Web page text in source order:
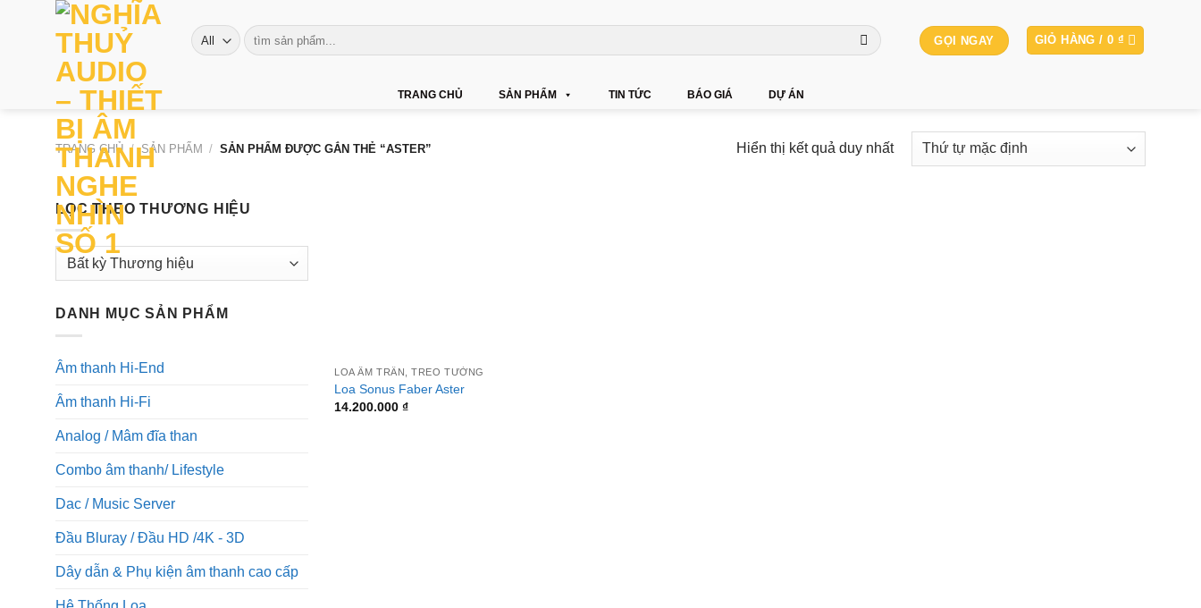
Tìm
kiếm:
GỌI NGAY GIỎ HÀNG / 0 ₫
TRANG CHỦ SẢN PHẨM TIN TỨC BÁO GIÁ DỰ ÁN
TRANG CHỦ / SẢN PHẨM / SẢN PHẨM ĐƯỢC GẮN THẺ “ASTER” Hiển thị kết quả duy nhất
LỌC THEO THƯƠNG HIỆU
DANH MỤC SẢN PHẨM
Âm thanh Hi-End
Âm thanh Hi-Fi
Analog / Mâm đĩa than
Combo âm thanh/ Lifestyle
Dac / Music Server
Đầu Bluray / Đầu HD /4K - 3D
Dây dẫn & Phụ kiện âm thanh cao cấp
LOA ÂM TRẦN, TREO TƯỜNG
Loa Sonus Faber Aster
14.200.000₫